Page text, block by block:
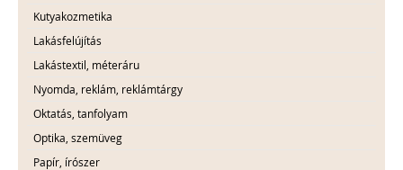
Kutyakozmetika
Lakásfelújítás
Lakástextil, méteráru
Nyomda, reklám, reklámtárgy
Oktatás, tanfolyam
Optika, szemüveg
Papír, írószer